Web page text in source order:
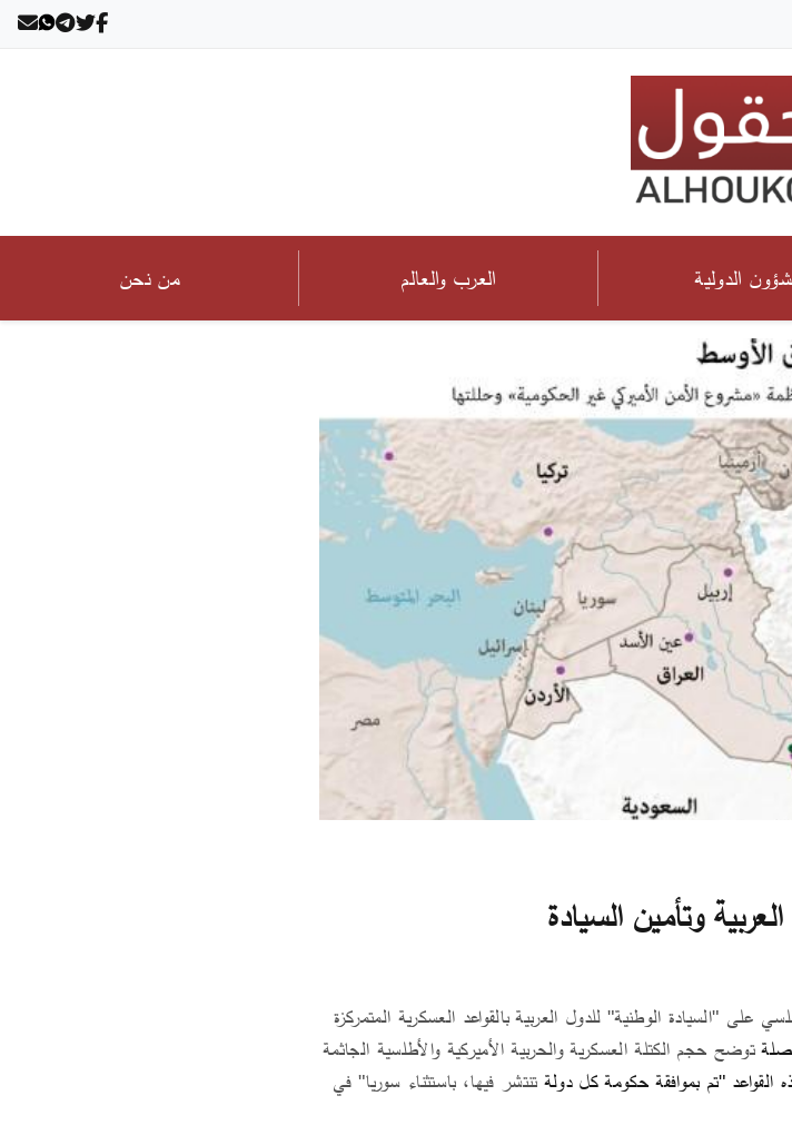
الدولية العرب والعالم من نحن
وتأمين السيادة
الوطنية" للدول العربية بالقواعد العسكرية المتمركزة
توضح حجم الكتلة العسكرية والحربية الأميركية والأطلسية الجاثمة
القواعد "تم بموافقة حكومة كل دولة تنتشر فيها، باستثناء سوريا" في